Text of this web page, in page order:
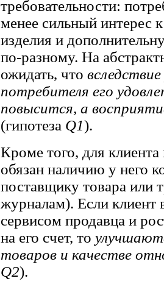
требовательности:
менее сильный интерес
изделия и
по-разному. На
ожидать, что
потребителя его
повысится, а
(гипотеза Q1).
Кроме того, для
обязан наличию у него
поставщику товара или
журналам). Если клиент
сервисом продавца и
на его счет, то
товаров и качестве
Q2).